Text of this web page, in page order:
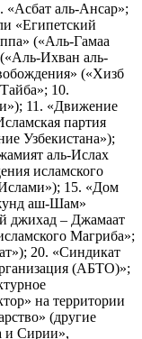
«Асбат аль-Ансар»;
«Египетский
(«Аль-Гамаа
Ихван аль-
(«Хизб
10.
11. «Движение
партия
Узбекистана»);
аль-Ислах
исламского
15. «Дом
аш-Шам»
джихад – Джамаат
Магриба»;
20. «Синдикат
(АБТО)»;
на территории
(другие
и Сирии»,